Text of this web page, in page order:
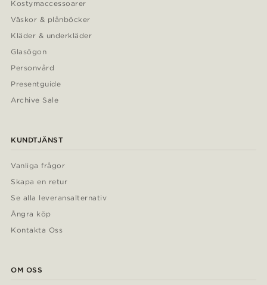
Kostymaccessoarer
Väskor & plånböcker
Kläder & underkläder
Glasögon
Personvård
Presentguide
Archive Sale
KUNDTJÄNST
Vanliga frågor
Skapa en retur
Se alla leveransalternativ
Ångra köp
Kontakta Oss
OM OSS